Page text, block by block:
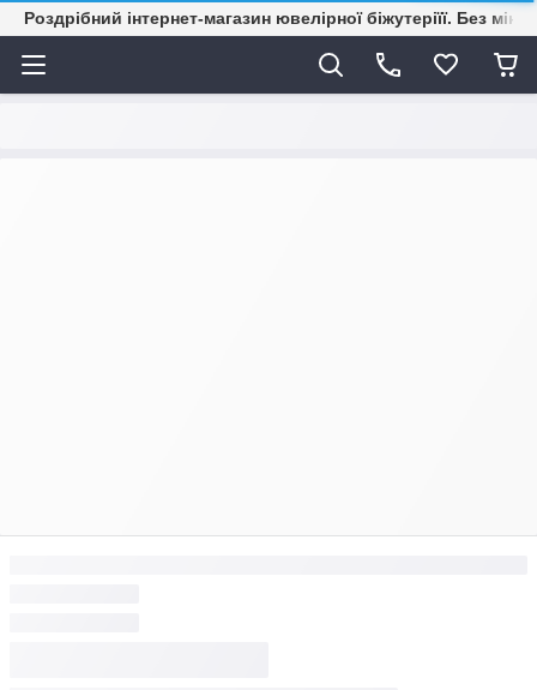
Роздрібний інтернет-магазин ювелірної біжутеріїї. Без